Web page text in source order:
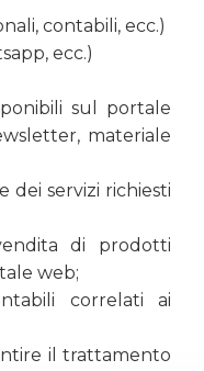
contabili, ecc.)
ecc.)
sul portale
materiale
dei servizi richiesti
di prodotti
web;
correlati ai
il trattamento